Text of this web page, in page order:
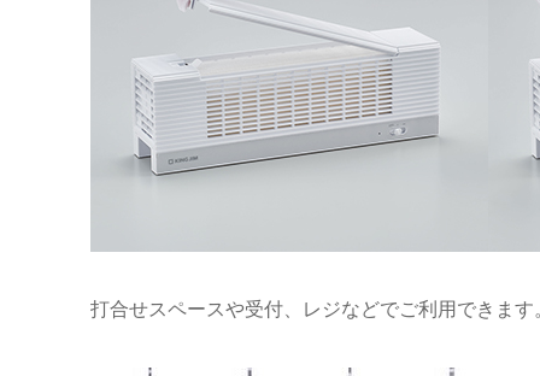
打合せスペースや受付、レジなどでご利用できます